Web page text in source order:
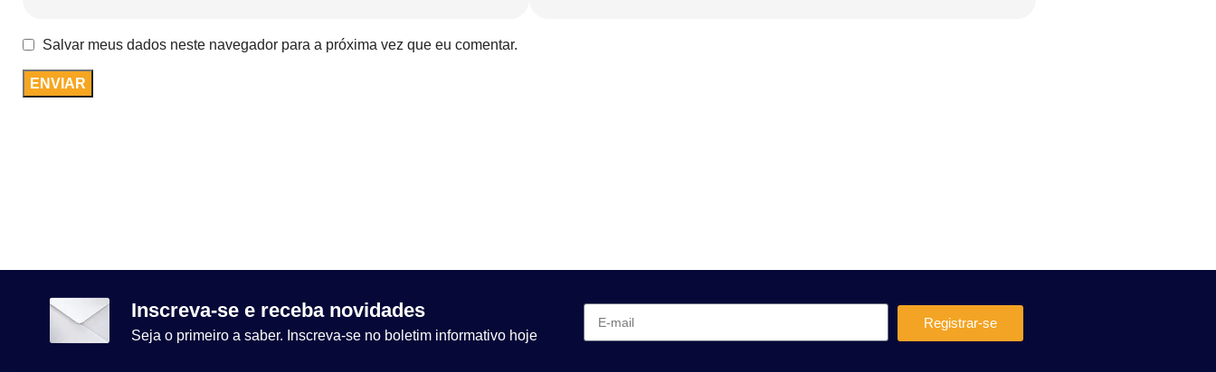
Salvar meus dados neste navegador para a próxima vez que eu comentar.
Inscreva-se e receba novidades
Seja o primeiro a saber. Inscreva-se no boletim informativo hoje
Registrar-se